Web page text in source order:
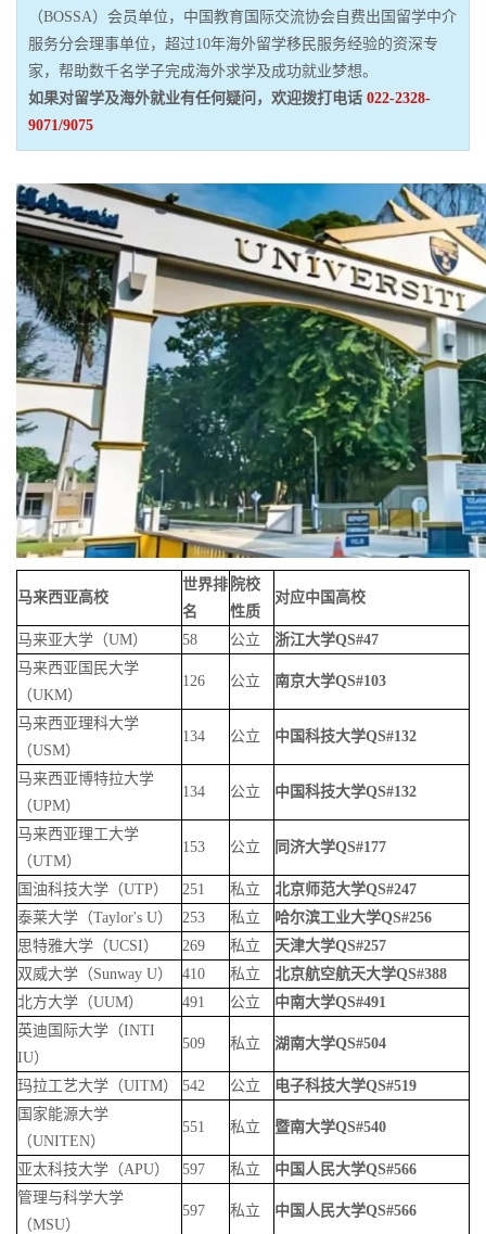
（BOSSA）会员单位，中国教育国际交流协会自费出国留学中介
服务分会理事单位，超过10年海外留学移民服务经验的资深专
家，帮助数千名学子完成海外求学及成功就业梦想。
如果对留学及海外就业有任何疑问，欢迎拨打电话 022-2328-
9071/9075
马来西亚高校
世界排
名
院校
性质
对应中国高校
马来亚大学（UM） 58 公立 浙江大学QS#47
马来西亚国民大学
（UKM）
126 公立 南京大学QS#103
马来西亚理科大学
（USM）
134 公立 中国科技大学QS#132
马来西亚博特拉大学
（UPM）
134 公立 中国科技大学QS#132
马来西亚理工大学
（UTM）
153 公立 同济大学QS#177
国油科技大学（UTP） 251 私立 北京师范大学QS#247
泰莱大学（Taylor's U） 253 私立 哈尔滨工业大学QS#256
思特雅大学（UCSI） 269 私立 天津大学QS#257
双威大学（Sunway U） 410 私立 北京航空航天大学QS#388
北方大学（UUM） 491 公立 中南大学QS#491
英迪国际大学（INTI
IU）
509 私立 湖南大学QS#504
玛拉工艺大学（UITM） 542 公立 电子科技大学QS#519
国家能源大学
（UNITEN）
551 私立 暨南大学QS#540
亚太科技大学（APU） 597 私立 中国人民大学QS#566
管理与科学大学
（MSU）
597 私立 中国人民大学QS#566